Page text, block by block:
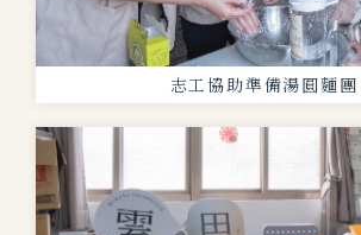
志工協助準備湯圓麵團